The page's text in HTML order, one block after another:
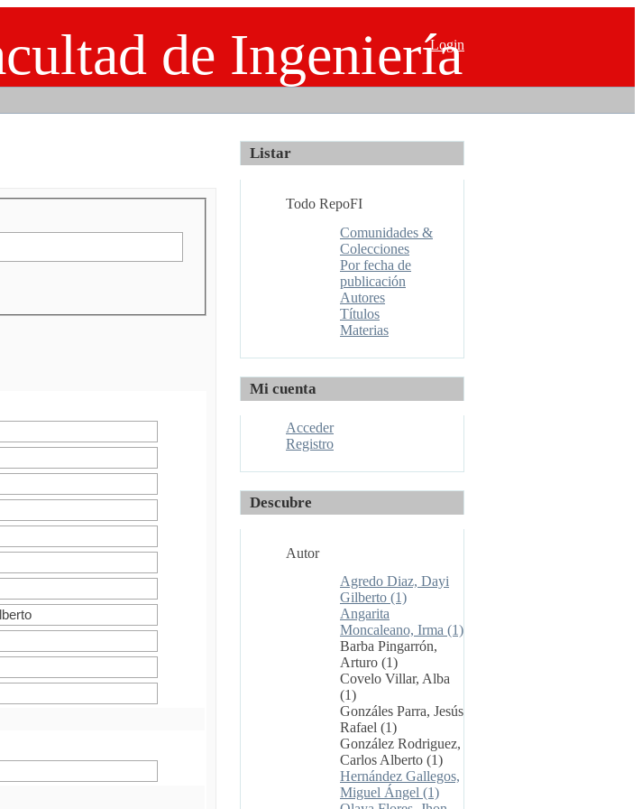
de Ingeniería
Login
Listar
Todo RepoFI
Comunidades &
Colecciones
Por fecha de
publicación
Autores
Títulos
Materias
Mi cuenta
Acceder
Registro
Descubre
Autor
Agredo Diaz, Dayi
Gilberto (1)
Angarita
Moncaleano, Irma (1)
Barba Pingarrón,
Arturo (1)
Covelo Villar, Alba
(1)
Gonzáles Parra, Jesús
Rafael (1)
González Rodriguez,
Carlos Alberto (1)
Hernández Gallegos,
Miguel Ángel (1)